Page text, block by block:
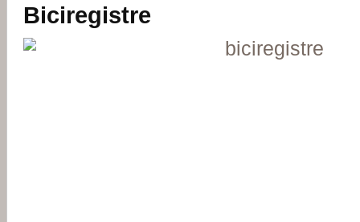
Biciregistre